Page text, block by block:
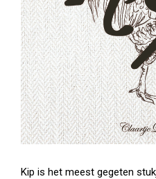
Kip is het meest gegeten